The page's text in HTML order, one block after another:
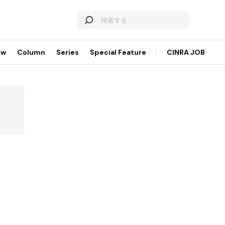
Column Series Special Feature CINRA JOB